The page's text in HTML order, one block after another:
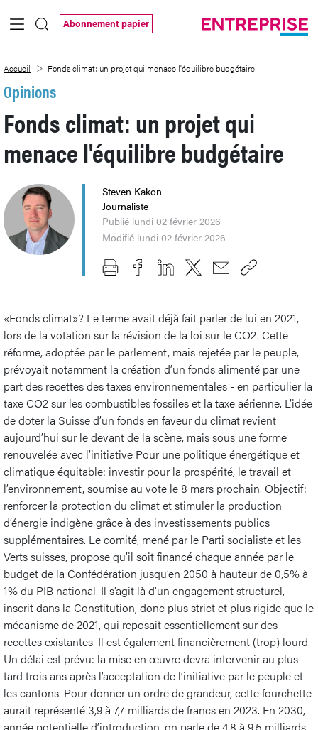
Saut au contenu principal
Abonnement papier
Accueil Fonds climat: un projet qui menace l'équilibre budgétaire
Opinions
Fonds climat: un projet qui
menace l'équilibre budgétaire
Steven Kakon
Journaliste
Publié lundi 02 février 2026
Modifié lundi 02 février 2026
«Fonds climat»? Le terme avait déjà fait parler de lui en 2021,
lors de la votation sur la révision de la loi sur le CO2. Cette
réforme, adoptée par le parlement, mais rejetée par le peuple,
prévoyait notamment la création d’un fonds alimenté par une
part des recettes des taxes environnementales - en particulier la
taxe CO2 sur les combustibles fossiles et la taxe aérienne. L’idée
de doter la Suisse d’un fonds en faveur du climat revient
aujourd’hui sur le devant de la scène, mais sous une forme
renouvelée avec l’initiative Pour une politique énergétique et
climatique équitable: investir pour la prospérité, le travail et
l’environnement, soumise au vote le 8 mars prochain. Objectif:
renforcer la protection du climat et stimuler la production
d’énergie indigène grâce à des investissements publics
supplémentaires. Le comité, mené par le Parti socialiste et les
Verts suisses, propose qu’il soit financé chaque année par le
budget de la Confédération jusqu’en 2050 à hauteur de 0,5% à
1% du PIB national. Il s’agit là d’un engagement structurel,
inscrit dans la Constitution, donc plus strict et plus rigide que le
mécanisme de 2021, qui reposait essentiellement sur des
recettes existantes. Il est également financièrement (trop) lourd.
Un délai est prévu: la mise en œuvre devra intervenir au plus
tard trois ans après l’acceptation de l’initiative par le peuple et
les cantons. Pour donner un ordre de grandeur, cette fourchette
aurait représenté 3,9 à 7,7 milliards de francs en 2023. En 2030,
année potentielle d’introduction, on parle de 4,8 à 9,5 milliards.